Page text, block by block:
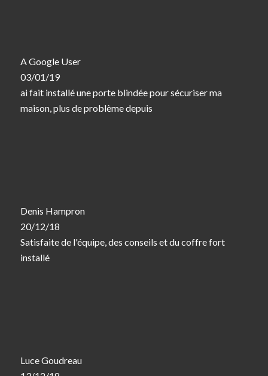
A Google User
03/01/19
ai fait installé une porte blindée pour sécuriser ma
maison, plus de problème depuis
Denis Hampron
20/12/18
Satisfaite de l'équipe, des conseils et du coffre fort
installé
Luce Goudreau